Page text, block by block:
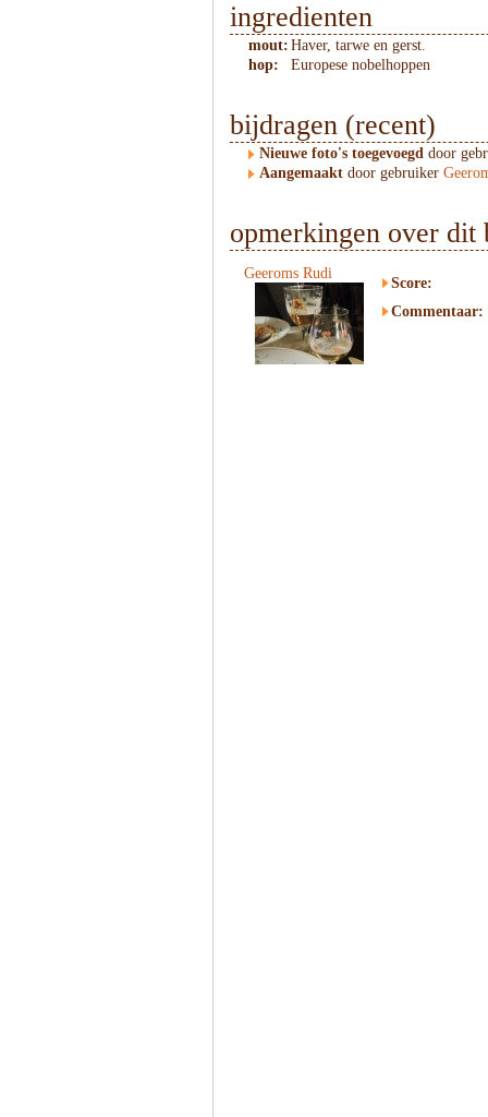
ingredienten
mout: Haver, tarwe en gerst.
hop:
Europese nobelhoppen
bijdragen (recent)
Nieuwe foto's toegevoegd door
Aangemaakt door gebruiker
opmerkingen over dit
Geeroms Rudi
Score:
Commentaar: